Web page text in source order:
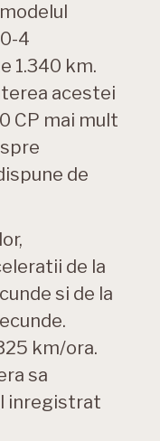
4
1.340 km.
acestei
CP mai mult
de
de la
si de la
km/ora.
sa
inregistrat